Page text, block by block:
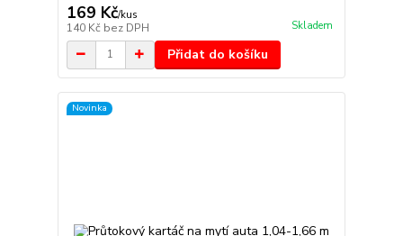
169 Kč/kus
140 Kč bez DPH Skladem
Přidat do košíku
Novinka